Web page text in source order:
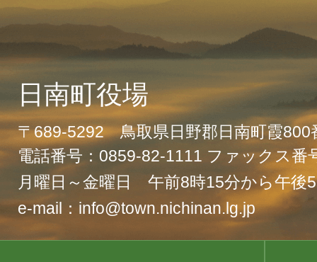
日南町役場
〒689-5292 鳥取県日野郡日南町霞800
電話番号：0859-82-1111 ファックス番
月曜日～金曜日 午前8時15分から午後
e-mail：info@town.nichinan.lg.jp